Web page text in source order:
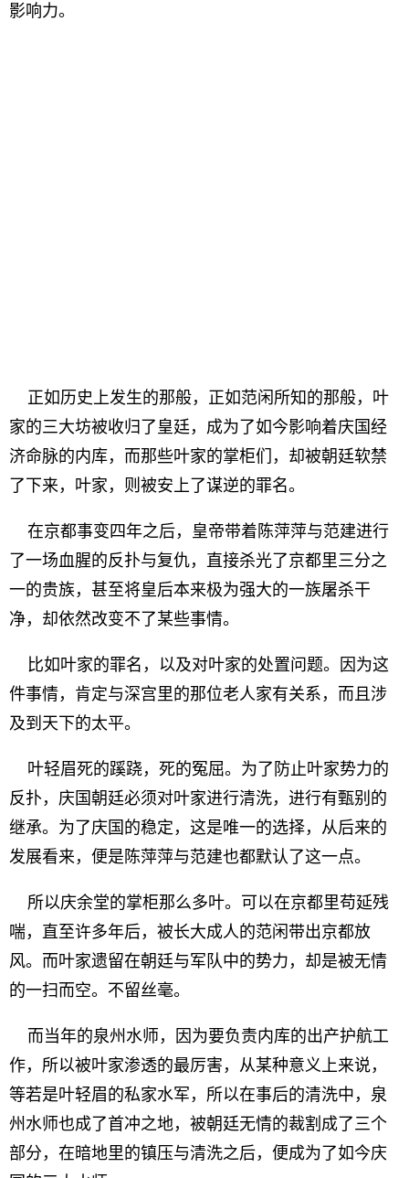
影响力。
正如历史上发生的那般，正如范闲所知的那般，叶
家的三大坊被收归了皇廷，成为了如今影响着庆国经
济命脉的内库，而那些叶家的掌柜们，却被朝廷软禁
了下来，叶家，则被安上了谋逆的罪名。
在京都事变四年之后，皇帝带着陈萍萍与范建进行
了一场血腥的反扑与复仇，直接杀光了京都里三分之
一的贵族，甚至将皇后本来极为强大的一族屠杀干
净，却依然改变不了某些事情。
比如叶家的罪名，以及对叶家的处置问题。因为这
件事情，肯定与深宫里的那位老人家有关系，而且涉
及到天下的太平。
叶轻眉死的蹊跷，死的冤屈。为了防止叶家势力的
反扑，庆国朝廷必须对叶家进行清洗，进行有甄别的
继承。为了庆国的稳定，这是唯一的选择，从后来的
发展看来，便是陈萍萍与范建也都默认了这一点。
所以庆余堂的掌柜那么多叶。可以在京都里苟延残
喘，直至许多年后，被长大成人的范闲带出京都放
风。而叶家遗留在朝廷与军队中的势力，却是被无情
的一扫而空。不留丝毫。
而当年的泉州水师，因为要负责内库的出产护航工
作，所以被叶家渗透的最厉害，从某种意义上来说，
等若是叶轻眉的私家水军，所以在事后的清洗中，泉
州水师也成了首冲之地，被朝廷无情的裁割成了三个
部分，在暗地里的镇压与清洗之后，便成为了如今庆